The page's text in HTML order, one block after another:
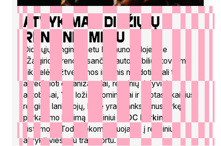
Atvykimas didžiųjų
renginių metu
Didžiųjų renginių metu Nemuno saloje prie
„Žalgirio“ arenos esančios automobilių stovėjimo
aikštelės užtveriamos ir jomis naudotis gali tik
akredituoti organizatoriai, renginių dalyviai,
autobusai, VIP ložių nuomininkai ir ribotas skaičius
renginių lankytojų, kurie yra iš anksto nusipirkę
parkavimo leidimą renginiui
„ADC Parking“
sistemoje. Todėl rekomenduojame į renginius
atvykti viešuoju transportu.